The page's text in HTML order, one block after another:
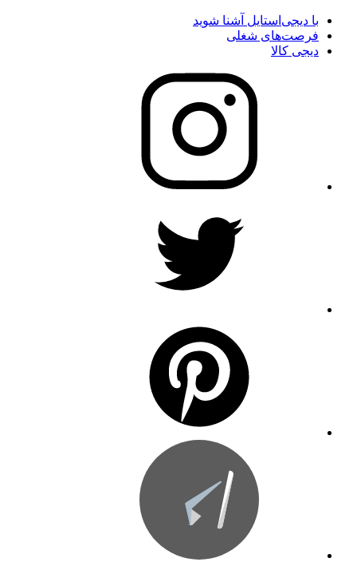
با دیجی‌استایل آشنا شوید
فرصت‌های شغلی
دیجی کالا